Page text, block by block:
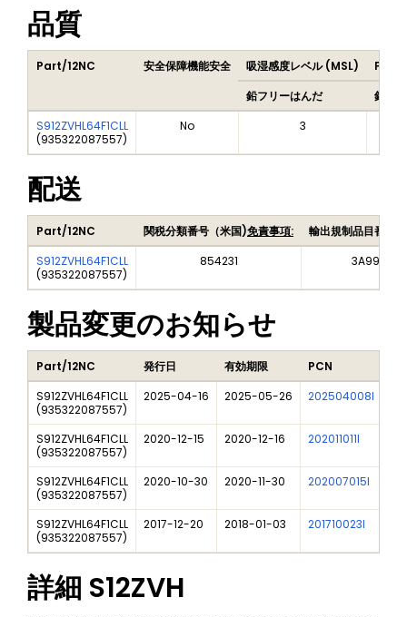
品質
Part/12NC 安全保障機能安全 吸湿感度レベル (MSL)
鉛フリーはんだ
鉛フ
S912ZVHL64F1CLL
(935322087557)
No 3
配送
Part/12NC 関税分類番号（米国)免責事項:
輸出規制品目番号
S912ZVHL64F1CLL
(935322087557)
854231 3A991A2
製品変更のお知らせ
Part/12NC 発行日 有効期限 PCN
S912ZVHL64F1CLL
(935322087557)
2025-04-16 2025-05-26 202504008I
S912ZVHL64F1CLL
(935322087557)
2020-12-15 2020-12-16 202011011I
S912ZVHL64F1CLL
(935322087557)
2020-10-30 2020-11-30 202007015I
S912ZVHL64F1CLL
(935322087557)
2017-12-20 2018-01-03 201710023I
詳細 S12ZVH